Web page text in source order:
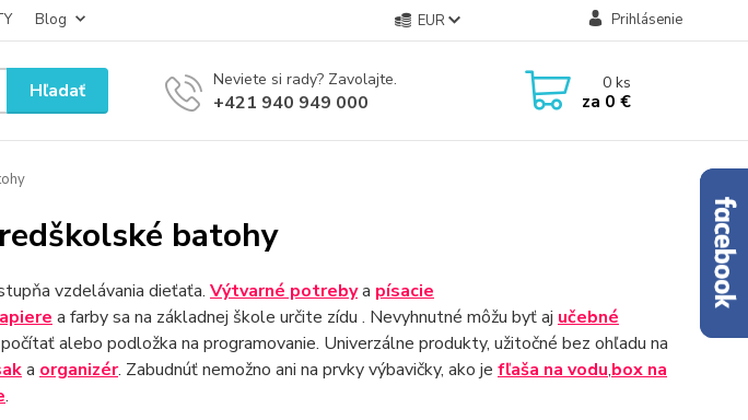
Blog EUR Prihlásenie
Hľadať Neviete si rady? Zavolajte.
+421 940 949 000
0ks
za 0 €
batohy
vzdelávania dieťaťa. Výtvarné potrebya písacie
a farby sa na základnej škole určite zídu . Nevyhnutné môžu byť aj učebné
alebo podložka na programovanie. Univerzálne produkty, užitočné bez ohľadu na
a organizér. Zabudnúť nemožno ani na prvky výbavičky, ako je fľaša na vodu,box na
.